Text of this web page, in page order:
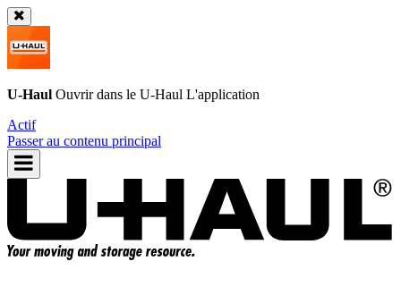
U-Haul Ouvrir dans le U-Haul L'application
Actif
Passer au contenu principal